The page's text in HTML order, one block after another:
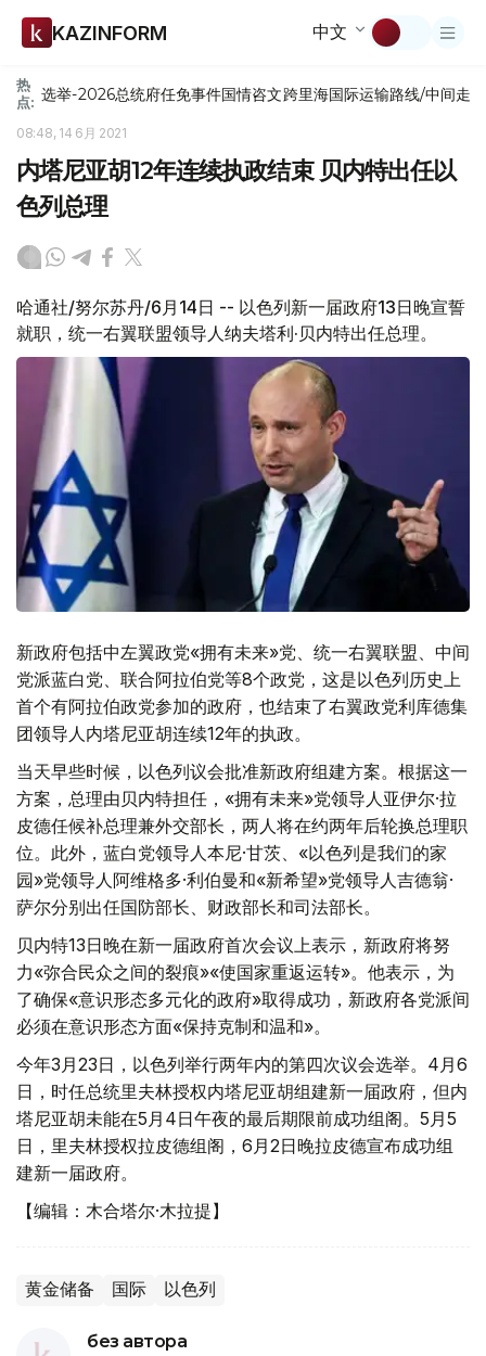
KAZINFORM 中文
热
点: 选举-2026总统府任免事件国情咨文跨里海国际运输路线/中间走廊
08:48, 14 6月 2021
内塔尼亚胡12年连续执政结束 贝内特出任以
色列总理
哈通社/努尔苏丹/6月14日 -- 以色列新一届政府13日晚宣誓
就职，统一右翼联盟领导人纳夫塔利·贝内特出任总理。
新政府包括中左翼政党«拥有未来»党、统一右翼联盟、中间
党派蓝白党、联合阿拉伯党等8个政党，这是以色列历史上
首个有阿拉伯政党参加的政府，也结束了右翼政党利库德集
团领导人内塔尼亚胡连续12年的执政。
当天早些时候，以色列议会批准新政府组建方案。根据这一
方案，总理由贝内特担任，«拥有未来»党领导人亚伊尔·拉
皮德任候补总理兼外交部长，两人将在约两年后轮换总理职
位。此外，蓝白党领导人本尼·甘茨、«以色列是我们的家
园»党领导人阿维格多·利伯曼和«新希望»党领导人吉德翁·
萨尔分别出任国防部长、财政部长和司法部长。
贝内特13日晚在新一届政府首次会议上表示，新政府将努
力«弥合民众之间的裂痕»«使国家重返运转»。他表示，为
了确保«意识形态多元化的政府»取得成功，新政府各党派间
必须在意识形态方面«保持克制和温和»。
今年3月23日，以色列举行两年内的第四次议会选举。4月6
日，时任总统里夫林授权内塔尼亚胡组建新一届政府，但内
塔尼亚胡未能在5月4日午夜的最后期限前成功组阁。5月5
日，里夫林授权拉皮德组阁，6月2日晚拉皮德宣布成功组
建新一届政府。
【编辑：木合塔尔·木拉提】
黄金储备 国际 以色列
без автора